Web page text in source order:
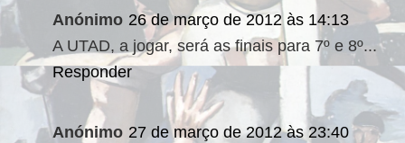
Anónimo 26 de março de 2012 às 14:13
A UTAD, a jogar, será as finais para 7º e 8º...
Responder
Anónimo 27 de março de 2012 às 23:40